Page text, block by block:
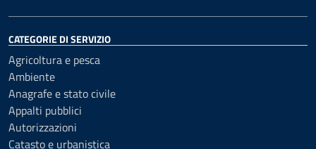
CATEGORIE DI SERVIZIO
Agricoltura e pesca
Ambiente
Anagrafe e stato civile
Appalti pubblici
Autorizzazioni
Catasto e urbanistica